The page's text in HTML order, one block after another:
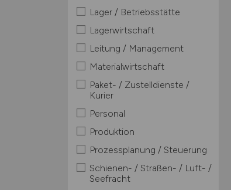
Lager / Betriebsstätte
Lagerwirtschaft
Leitung / Management
Materialwirtschaft
Paket- / Zustelldienste /
Kurier
Personal
Produktion
Prozessplanung / Steuerung
Schienen- / Straßen- / Luft- /
Seefracht